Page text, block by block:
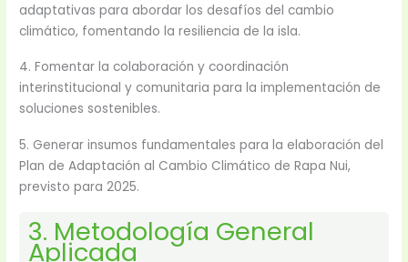
adaptativas para abordar los desafíos del cambio
climático, fomentando la resiliencia de la isla.
4. Fomentar la colaboración y coordinación
interinstitucional y comunitaria para la implementación de
soluciones sostenibles.
5. Generar insumos fundamentales para la elaboración del
Plan de Adaptación al Cambio Climático de Rapa Nui,
previsto para 2025.
3. Metodología General
Aplicada